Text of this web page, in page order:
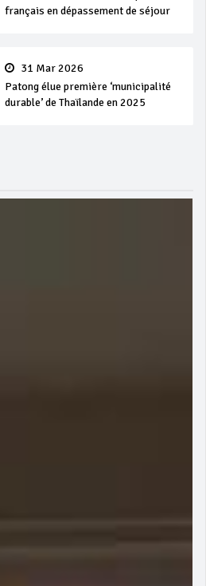
français en dépassement de séjour
31 Mar 2026
Patong élue première ‘municipalité
durable’ de Thaïlande en 2025